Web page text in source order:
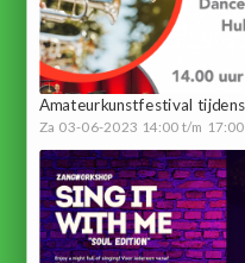
Amateurkunstfestival
Za 03-06-2023 14:00 t/m 17:00